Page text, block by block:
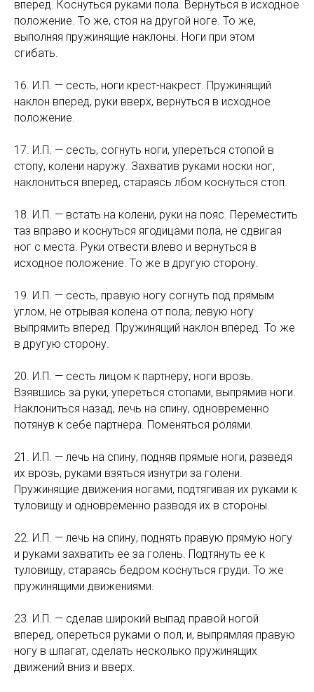
вперед. Коснуться руками пола. Вернуться в исходное
положение. То же, стоя на другой ноге. То же,
выполняя пружинящие наклоны. Ноги при этом
сгибать.
16. И.П. — сесть, ноги крест-накрест. Пружинящий
наклон вперед, руки вверх, вернуться в исходное
положение.
17. И.П. — сесть, согнуть ноги, упереться стопой в
стопу, колени наружу. Захватив руками носки ног,
наклониться вперед, стараясь лбом коснуться стоп.
18. И.П. — встать на колени, руки на пояс. Переместить
таз вправо и коснуться ягодицами пола, не сдвигая
ног с места. Руки отвести влево и вернуться в
исходное положение. То же в другую сторону.
19. И.П. — сесть, правую ногу согнуть под прямым
углом, не отрывая колена от пола, левую ногу
выпрямить вперед. Пружинящий наклон вперед. То же
в другую сторону.
20. И.П. — сесть лицом к партнеру, ноги врозь.
Взявшись за руки, упереться стопами, выпрямив ноги.
Наклониться назад, лечь на спину, одновременно
потянув к себе партнера. Поменяться ролями.
21. И.П. — лечь на спину, подняв прямые ноги, разведя
их врозь, руками взяться изнутри за голени.
Пружинящие движения ногами, подтягивая их руками к
туловищу и одновременно разводя их в стороны.
22. И.П. — лечь на спину, поднять правую прямую ногу
и руками захватить ее за голень. Подтянуть ее к
туловищу, стараясь бедром коснуться груди. То же
пружинящими движениями.
23. И.П. — сделав широкий выпад правой ногой
вперед, опереться руками о пол, и, выпрямляя правую
ногу в шпагат, сделать несколько пружинящих
движений вниз и вверх.